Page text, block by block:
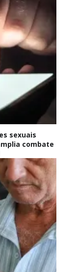
sexuais
combate